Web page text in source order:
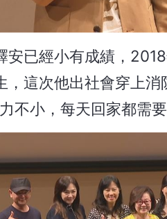
安已經小有成績，
，這次他出社會穿上
不小，每天回家都需要